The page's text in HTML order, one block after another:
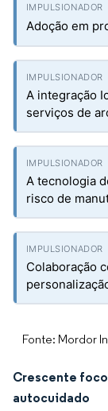
Adoção em
A integração
serviços de
A tecnologia
risco de
Colaboração
Fonte: Mordor
Crescente
autocuidado